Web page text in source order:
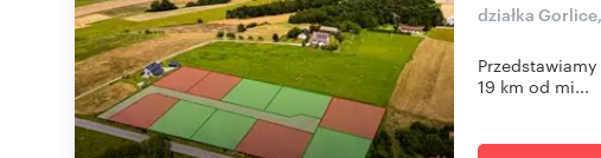
działka
19 km od mi...